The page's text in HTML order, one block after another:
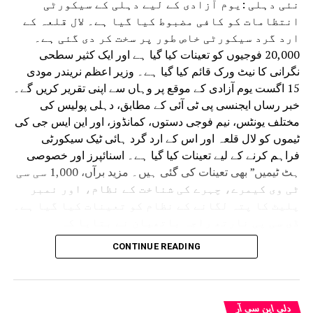
نئی دہلی :یوم آزادی کے لیے دہلی کے سیکورٹی
انتظامات کو کافی مضبوط کیا گیا ہے۔ لال قلعہ کے
ارد گرد سیکورٹی خاص طور پر سخت کر دی گئی ہے۔
20,000 فوجیوں کو تعینات کیا گیا ہے اور ایک کثیر سطحی
نگرانی کا نیٹ ورک قائم کیا گیا ہے۔ وزیر اعظم نریندر مودی
15 اگست یوم آزادی کے موقع پر وہاں سے اپنی تقریر کریں گے۔
خبر رساں ایجنسی پی ٹی آئی کے مطابق، دہلی پولیس کی
مختلف یونٹس، نیم فوجی دستوں، کمانڈوز، اور این ایس جی کی
ٹیموں کو لال قلعہ اور اس کے ارد گرد ہائی ٹیک سیکورٹی
فراہم کرنے کے لیے تعینات کیا گیا ہے۔ اسنائپرز اور خصوصی
ہٹ ٹیمیں” بھی تعینات کی گئی ہیں۔ مزید برآں، 1,000 سی سی
ٹی وی کیمرے، چہرے کی شناخت کے نظام، اور نمبر
سیکورٹی انتظامات میں ٹریفک یونٹ کے دہلی پولیس
کے اہلکار، شمالی ضلع کی ٹیمیں، مقامی پولیس،
انہوں نے کہا، “ان تمام ڈویژنوں کے اہلکاروں کو تعینات کیا گیا
CONTINUE READING
دلی این سی آر